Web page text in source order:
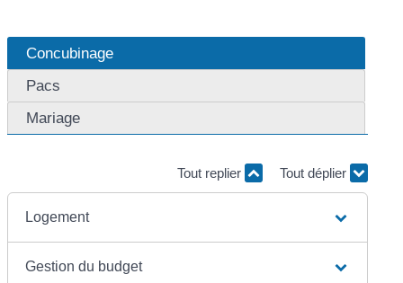
Concubinage
Pacs
Mariage
Tout replier Tout déplier
Logement
Gestion du budget